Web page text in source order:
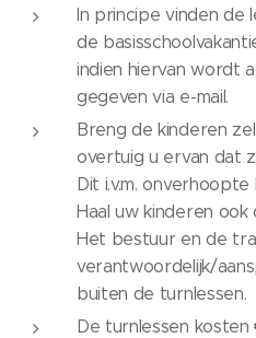
In principe vinden de
de
indien hiervan wordt
gegeven via e-mail.
Breng de kinderen
overtuig u ervan dat
Dit i.v.m.
Haal uw kinderen
Het bestuur en de
verantwoordelijk/
buiten de turnlessen.
De turnlessen kosten